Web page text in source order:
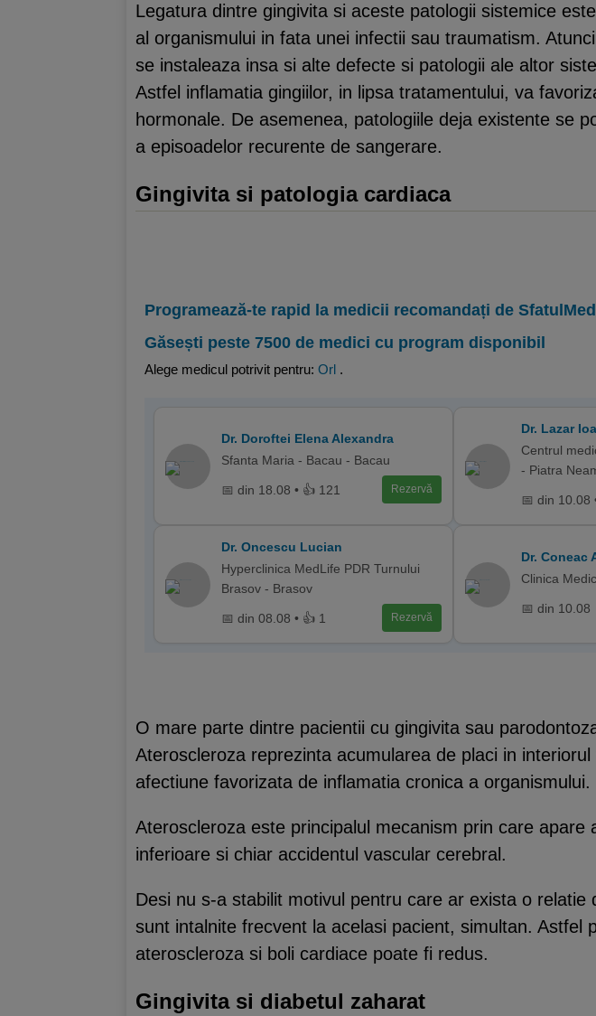
Legatura dintre gingivita si aceste patologii sistemice
al organismului in fata unei infectii sau traumatism.
se instaleaza insa si alte defecte si patologii ale altor
Astfel inflamatia gingiilor, in lipsa tratamentului, va
hormonale. De asemenea, patologiile deja existente se
a episoadelor recurente de sangerare.
Gingivita si patologia cardiaca
Programează-te rapid la medicii recomandați de
Găsești peste 7500 de medici cu program disponibil
Alege medicul potrivit pentru: Orl .
Dr. Doroftei Elena Alexandra
Sfanta Maria - Bacau - Bacau
📅 din 18.08 • 👍 121 Rezervă
Dr. Lazar
Centrul
- Piatra
📅 din 10.08
Dr. Oncescu Lucian
Hyperclinica MedLife PDR Turnului
Brasov - Brasov
📅 din 08.08 • 👍 1 Rezervă
Dr. Coneac
Clinica
📅 din 10.08
O mare parte dintre pacientii cu gingivita sau
Ateroscleroza reprezinta acumularea de placi in
afectiune favorizata de inflamatia cronica a organismului.
Ateroscleroza este principalul mecanism prin care
inferioare si chiar accidentul vascular cerebral.
Desi nu s-a stabilit motivul pentru care ar exista o
sunt intalnite frecvent la acelasi pacient, simultan.
ateroscleroza si boli cardiace poate fi redus.
Gingivita si diabetul zaharat